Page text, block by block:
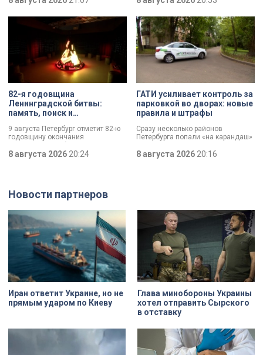
главные трофеи археологической
экспедиции в Старой Ладоге в
и ортопедии имени Р.Р. Вредена.
82-я годовщина
Ленинградской битвы:
память, поиск и
9 августа Петербург отметит 82-ю
годовщину окончания
Ленинградской битвы. Это День
воинской славы, который был
официально установлен в апреле
8 августа 2026 20:24
ГАТИ усиливает контроль за
парковкой во дворах: новые
правила и штрафы
Сразу несколько районов
Петербурга попали «на карандаш»
парковкой во дворах. За два
летних месяца только по
8 августа 2026 20:16
Новости партнеров
Иран ответит Украине, но не
прямым ударом по Киеву
Глава минобороны Украины
хотел отправить Сырского
в отставку